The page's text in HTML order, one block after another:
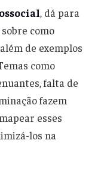
, dá para
como
de exemplos
como
falta de
fazem
esses
los na